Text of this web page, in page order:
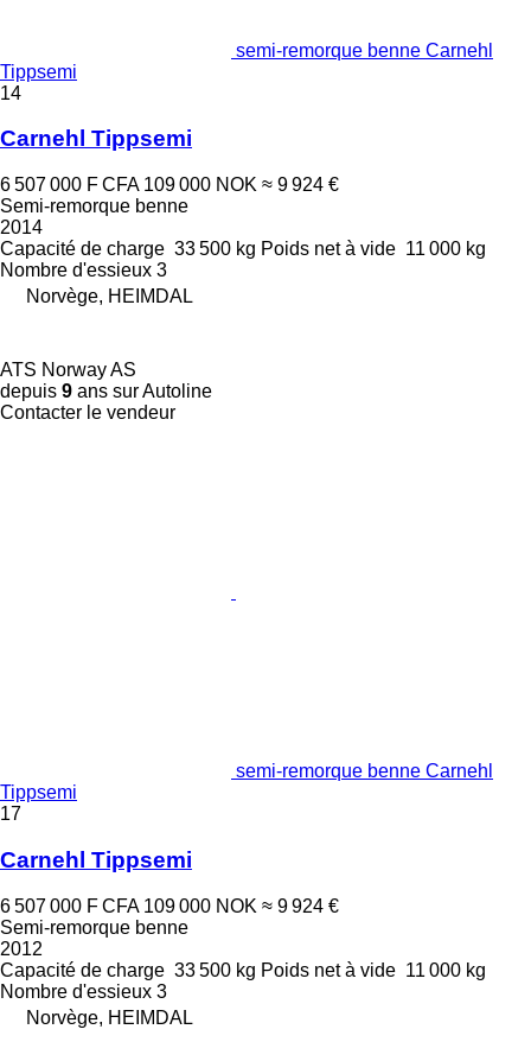
semi-remorque benne Carnehl
Tippsemi
14
Carnehl Tippsemi
6 507 000 F CFA 109 000 NOK ≈ 9 924 €
Semi-remorque benne
2014
Capacité de charge 33 500 kg Poids net à vide 11 000 kg
Nombre d'essieux 3
Norvège, HEIMDAL
ATS Norway AS
depuis 9 ans sur Autoline
Contacter le vendeur
semi-remorque benne Carnehl
Tippsemi
17
Carnehl Tippsemi
6 507 000 F CFA 109 000 NOK ≈ 9 924 €
Semi-remorque benne
2012
Capacité de charge 33 500 kg Poids net à vide 11 000 kg
Nombre d'essieux 3
Norvège, HEIMDAL